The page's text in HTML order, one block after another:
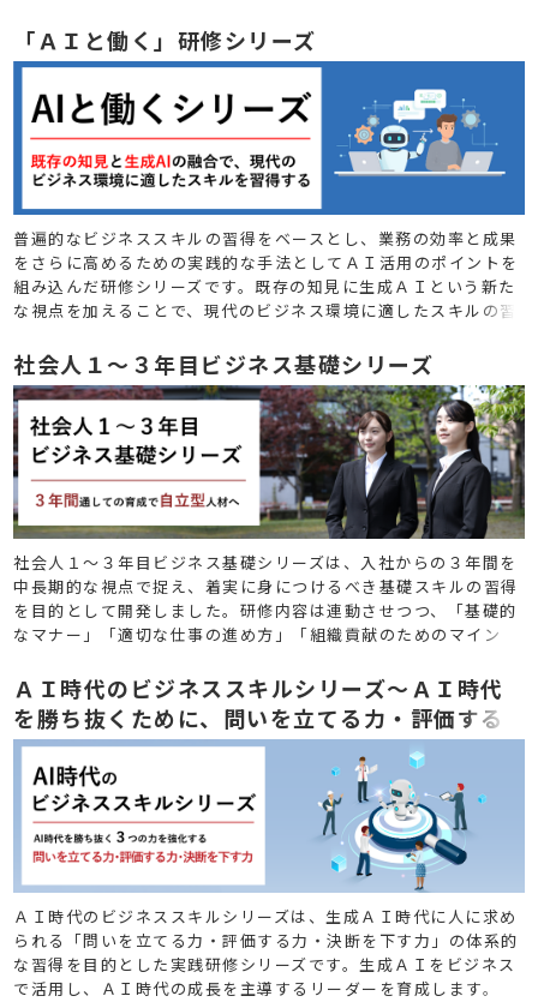
「ＡＩと働く」研修シリーズ
普遍的なビジネススキルの習得をベースとし、業務の効率と成果
をさらに高めるための実践的な手法としてＡＩ活用のポイントを
組み込んだ研修シリーズです。既存の知見に生成ＡＩという新た
な視点を加えることで、現代のビジネス環境に適したスキルの習
社会人１～３年目ビジネス基礎シリーズ
社会人１～３年目ビジネス基礎シリーズは、入社からの３年間を
中長期的な視点で捉え、着実に身につけるべき基礎スキルの習得
を目的として開発しました。研修内容は連動させつつ、「基礎的
なマナー」「適切な仕事の進め方」「組織貢献のためのマイン
ＡＩ時代のビジネススキルシリーズ～ＡＩ時代
を勝ち抜くために、問いを立てる力・評価する
力・決断を下す力を強化する
ＡＩ時代のビジネススキルシリーズは、生成ＡＩ時代に人に求め
られる「問いを立てる力・評価する力・決断を下す力」の体系的
な習得を目的とした実践研修シリーズです。生成ＡＩをビジネス
で活用し、ＡＩ時代の成長を主導するリーダーを育成します。